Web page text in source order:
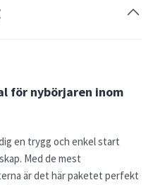
för nybörjaren inom
en trygg och enkel start
Med de mest
är det här paketet perfekt